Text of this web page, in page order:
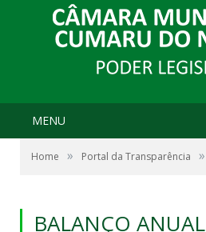
MENU
Home » Portal da Transparência »
BALANÇO ANUAL